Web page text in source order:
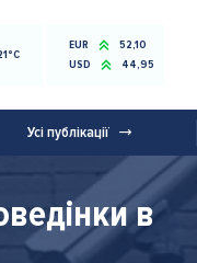
EUR
52,10
USD
44,95
Усі публікації
в